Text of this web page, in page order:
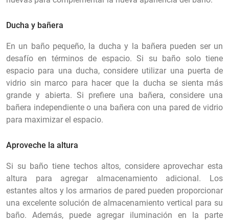
Ducha y bañera
En un baño pequeño, la ducha y la bañera pueden ser un
desafío en términos de espacio. Si su baño solo tiene
espacio para una ducha, considere utilizar una puerta de
vidrio sin marco para hacer que la ducha se sienta más
grande y abierta. Si prefiere una bañera, considere una
bañera independiente o una bañera con una pared de vidrio
para maximizar el espacio.
Aproveche la altura
Si su baño tiene techos altos, considere aprovechar esta
altura para agregar almacenamiento adicional. Los
estantes altos y los armarios de pared pueden proporcionar
una excelente solución de almacenamiento vertical para su
baño. Además, puede agregar iluminación en la parte